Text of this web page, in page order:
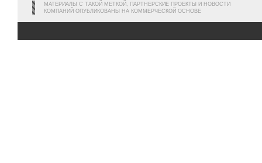
МАТЕРИАЛЫ С ТАКОЙ МЕТКОЙ, ПАРТНЕРСКИЕ ПРОЕКТЫ И НОВОСТИ
КОМПАНИЙ ОПУБЛИКОВАНЫ НА КОММЕРЧЕСКОЙ ОСНОВЕ